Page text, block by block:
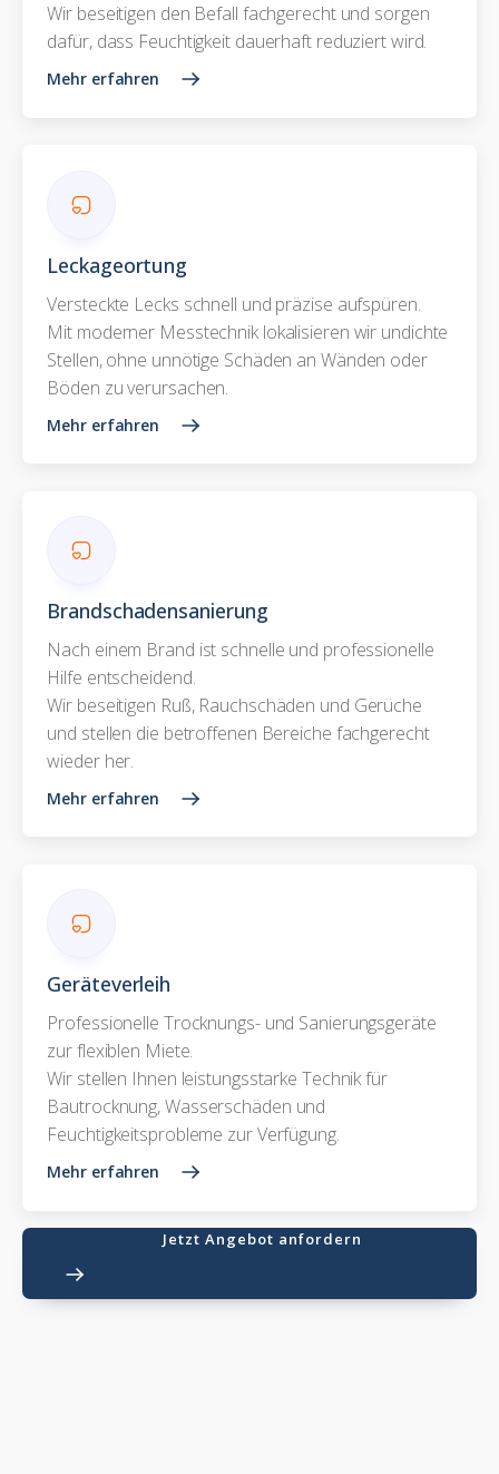
Wir beseitigen den Befall fachgerecht und sorgen
dafür, dass Feuchtigkeit dauerhaft reduziert wird.
Mehr erfahren
Leckageortung
Versteckte Lecks schnell und präzise aufspüren.
Mit moderner Messtechnik lokalisieren wir undichte
Stellen, ohne unnötige Schäden an Wänden oder
Böden zu verursachen.
Mehr erfahren
Brandschadensanierung
Nach einem Brand ist schnelle und professionelle
Hilfe entscheidend.
Wir beseitigen Ruß, Rauchschäden und Gerüche
und stellen die betroffenen Bereiche fachgerecht
wieder her.
Mehr erfahren
Geräteverleih
Professionelle Trocknungs- und Sanierungsgeräte
zur flexiblen Miete.
Wir stellen Ihnen leistungsstarke Technik für
Bautrocknung, Wasserschäden und
Feuchtigkeitsprobleme zur Verfügung.
Mehr erfahren
Jetzt Angebot anfordern